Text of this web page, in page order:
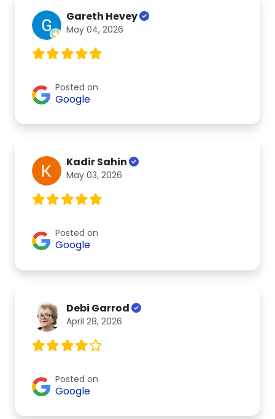
Gareth Hevey
May 04, 2026
Posted on
Google
Kadir Sahin
May 03, 2026
Posted on
Google
Debi Garrod
April 28, 2026
Posted on
Google